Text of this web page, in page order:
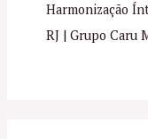
Harmonização
RJ | Grupo Caru